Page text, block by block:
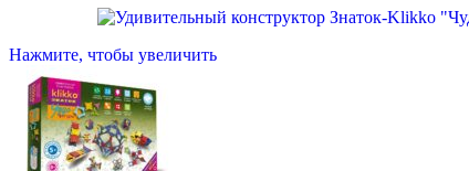
Нажмите, чтобы увеличить